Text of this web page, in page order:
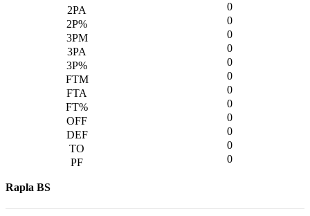
0
0
0
0
0
0
0
0
0
0
0
0
Rapla BS